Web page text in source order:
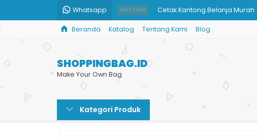
Whatsapp HOT ITEM Cetak Kantong Belanja Murah
Cetak Paper Bag Murah Printing
Paper Bag Fashion Jimski
Tas Kertas Produk Kecantikan
Produksi Paper Bag Murah
Beranda Katalog Tentang Kami Blog
SHOPPINGBAG.ID
Make Your Own Bag
Kategori Produk